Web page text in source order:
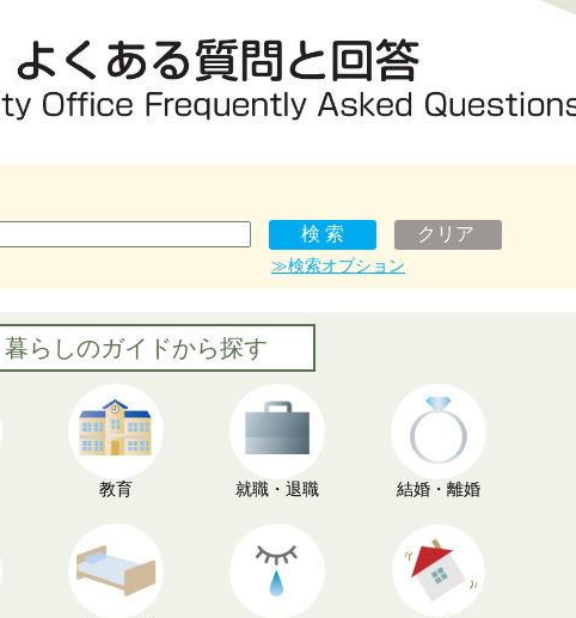
≫検索オプション
暮らしのガイドから探す
教育 就職・退職 結婚・離婚